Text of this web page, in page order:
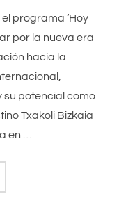
programa ‘Hoy
por la nueva era
hacia la
su potencial como
Txakoli Bizkaia
en …